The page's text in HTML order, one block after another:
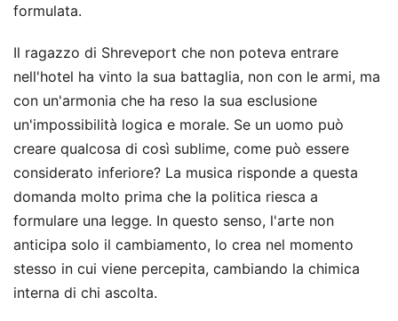
formulata.
Il ragazzo di Shreveport che non poteva entrare
nell'hotel ha vinto la sua battaglia, non con le armi, ma
con un'armonia che ha reso la sua esclusione
un'impossibilità logica e morale. Se un uomo può
creare qualcosa di così sublime, come può essere
considerato inferiore? La musica risponde a questa
domanda molto prima che la politica riesca a
formulare una legge. In questo senso, l'arte non
anticipa solo il cambiamento, lo crea nel momento
stesso in cui viene percepita, cambiando la chimica
interna di chi ascolta.